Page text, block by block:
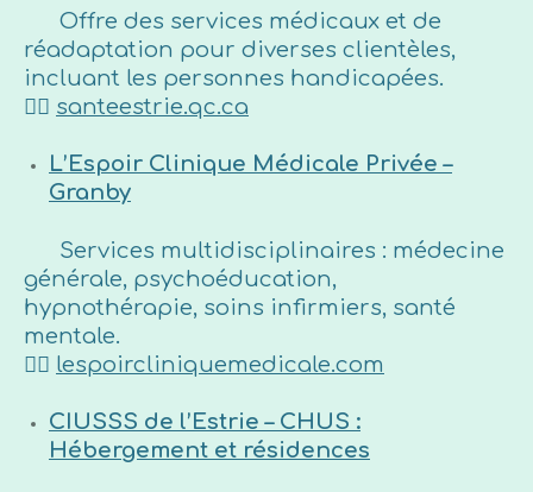
Offre des services médicaux et de
réadaptation pour diverses clientèles,
incluant les personnes handicapées.
👉🏼 santeestrie.qc.ca
L’Espoir Clinique Médicale Privée –
Granby
Services multidisciplinaires : médecine
générale, psychoéducation,
hypnothérapie, soins infirmiers, santé
mentale.
👉🏼 lespoircliniquemedicale.com
CIUSSS de l’Estrie – CHUS :
Hébergement et résidences